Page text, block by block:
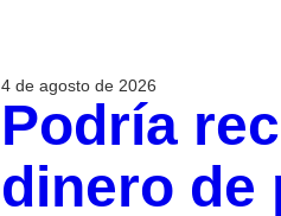
4 de agosto de 2026
Podría
dinero de